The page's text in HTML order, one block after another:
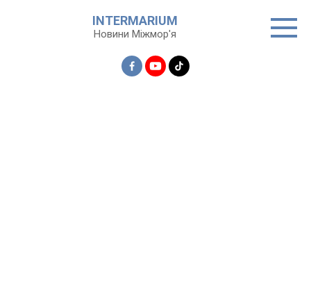
INTERMARIUM
Новини Міжмор'я